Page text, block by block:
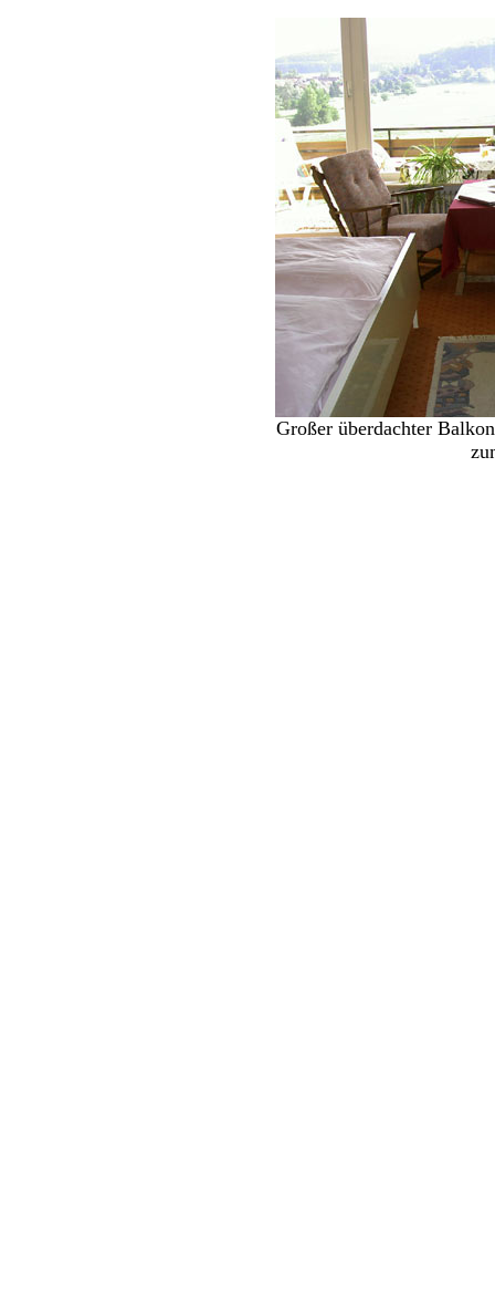
Großer überdachter